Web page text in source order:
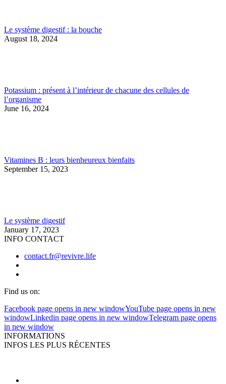
Le système digestif : la bouche
August 18, 2024
Potassium : présent à l’intérieur de chacune des cellules de
l’organisme
June 16, 2024
Vitamines B : leurs bienheureux bienfaits
September 15, 2023
Le système digestif
January 17, 2023
INFO CONTACT
contact.fr@revivre.life
Find us on:
Facebook page opens in new windowYouTube page opens in new
windowLinkedin page opens in new windowTelegram page opens
in new window
INFORMATIONS
INFOS LES PLUS RÉCENTES